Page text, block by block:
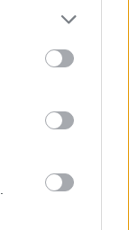
Szukaj